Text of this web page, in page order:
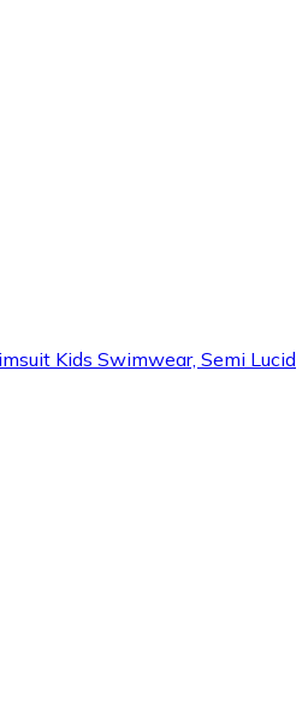
Kids Swimwear, Semi Lucid